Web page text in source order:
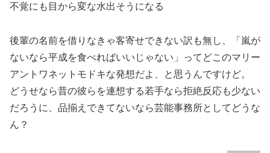
不覚にも目から変な水出そうになる
後輩の名前を借りなきゃ客寄せできない訳も無し、「嵐が
ないなら平成を食べればいいじゃない」ってどこのマリー
アントワネットモドキな発想だよ、と思うんですけど。
どうせなら昔の彼らを連想する若手なら拒絶反応も少ない
だろうに、品揃えできてないなら芸能事務所としてどうな
ん？